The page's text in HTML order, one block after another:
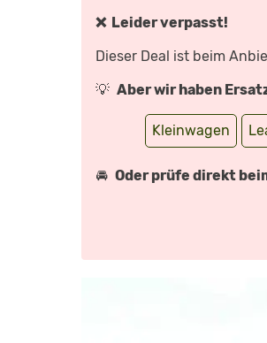
❌ Leider verpasst!
Dieser Deal ist beim
💡 Aber wir haben
Kleinwagen
🚘 Oder prüfe direkt
ANTRIEB,
YOUTUBE